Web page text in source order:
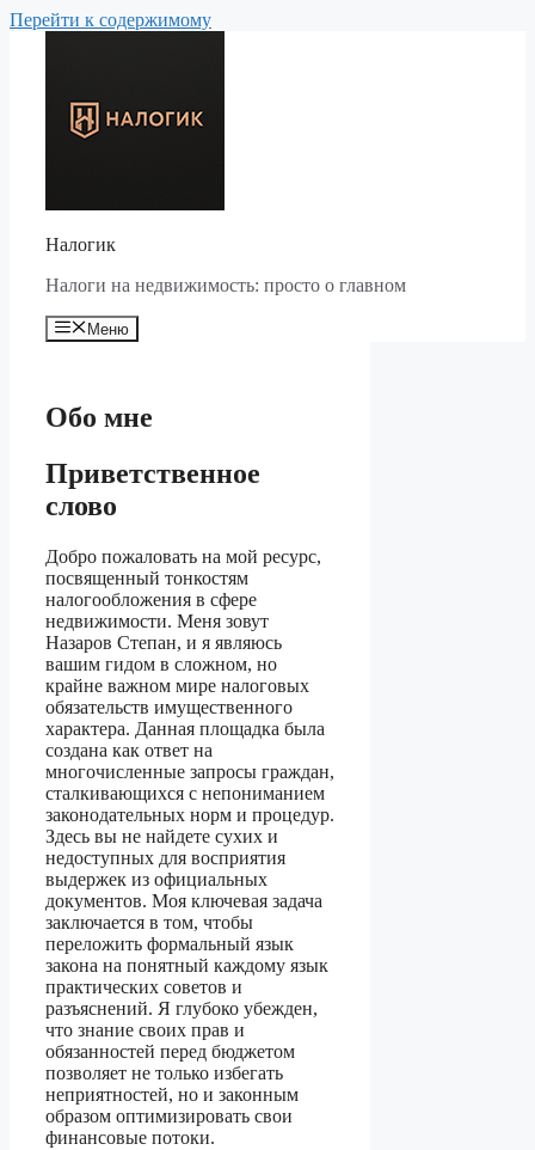
Перейти к содержимому
Налогик
Налоги на недвижимость: просто о главном
Меню
Обо мне
Приветственное
слово
Добро пожаловать на мой ресурс,
посвященный тонкостям
налогообложения в сфере
недвижимости. Меня зовут
Назаров Степан, и я являюсь
вашим гидом в сложном, но
крайне важном мире налоговых
обязательств имущественного
характера. Данная площадка была
создана как ответ на
многочисленные запросы граждан,
сталкивающихся с непониманием
законодательных норм и процедур.
Здесь вы не найдете сухих и
недоступных для восприятия
выдержек из официальных
документов. Моя ключевая задача
заключается в том, чтобы
переложить формальный язык
закона на понятный каждому язык
практических советов и
разъяснений. Я глубоко убежден,
что знание своих прав и
обязанностей перед бюджетом
позволяет не только избегать
неприятностей, но и законным
образом оптимизировать свои
финансовые потоки.